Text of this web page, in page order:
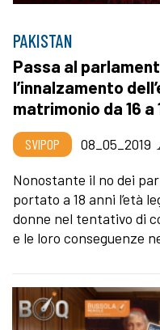
PAKISTAN
Passa al
l’innalzamento
matrimonio da 16 a
SVIPOP 08_05_2019
Nonostante il no dei
portato a 18 anni l’età
donne nel tentativo di
e le loro conseguenze